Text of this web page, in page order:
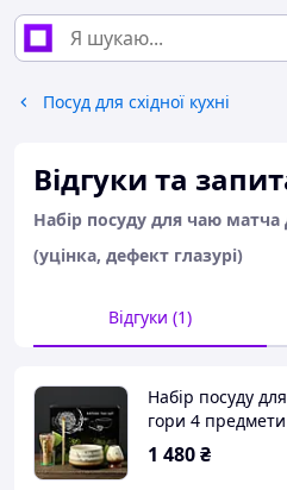
Посуд для східної кухні
Відгуки та
Набір посуду для чаю
(уцінка, дефект глазурі)
Відгуки (1)
Набір посуду
гори 4
глазурі)
1 480₴